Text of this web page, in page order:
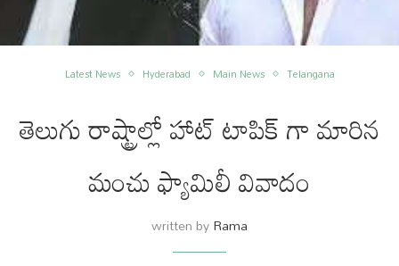
Latest News Hyderabad Main News Telangana
తెలుగు రాష్ట్రాల్లో హాట్ టాపిక్ గా మారిన
మంచు ఫ్యామిలీ వివాదం
written byRama